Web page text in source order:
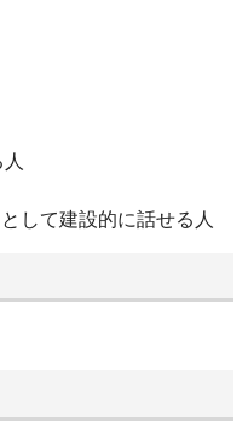
して建設的に話せる人